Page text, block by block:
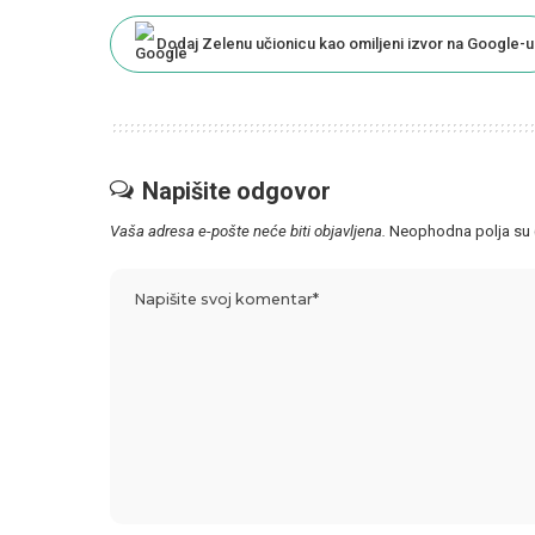
Dodaj Zelenu učionicu kao omiljeni izvor na Google-u
Napišite odgovor
Vaša adresa e-pošte neće biti objavljena. Neophodna polja su